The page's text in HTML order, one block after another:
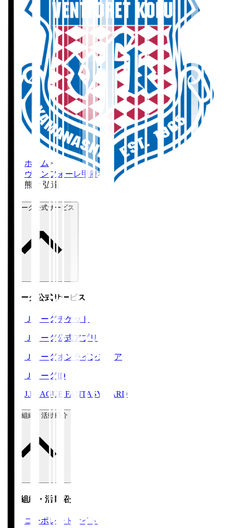
ホーム >
ヴァンフォーレ甲府>
熊倉 弘達
Ｊリーグ公式サービス
Ｊリーグ公式サービス
Ｊリーグチケット
Ｊリーグ公式アプリ
Ｊリーグオンラインストア
ＪリーグID
J.LEAGUE FANTASY CARD
運営組織・活動紹介
運営組織・活動紹介
コーポレートサイト